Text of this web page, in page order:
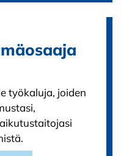
työkaluja, joiden